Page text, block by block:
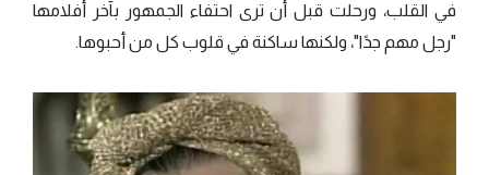
في القلب، ورحلت قبل أن ترى احتفاء الجمهور بآخر أفلامها
"رجل مهم جدًا"، ولكنها ساكنة في قلوب كل من أحبوها.